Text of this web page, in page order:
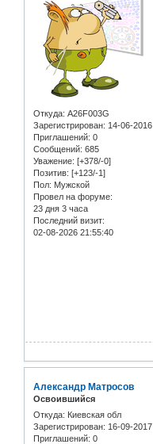
Откуда: A26F003G
Зарегистрирован: 14-06-2016
Приглашений: 0
Сообщений: 685
Уважение: [+378/-0]
Позитив: [+123/-1]
Пол: Мужской
Провел на форуме:
23 дня 3 часа
Последний визит:
02-08-2026 21:55:40
Александр Матросов
Освоившийся
Откуда: Киевская обл
Зарегистрирован: 16-09-2017
Приглашений: 0